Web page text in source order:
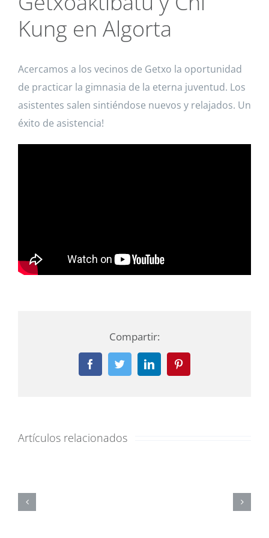
Kung en Algorta
Acercamos a los vecinos de Getxo la oportunidad
de practicar la gimnasia de la eterna juventud. Los
asistentes salen sintiéndose nuevos y relajados. Un
éxito de asistencia!
Compartir:
FacebookTwitterLinkedInPinterest
Artículos relacionados